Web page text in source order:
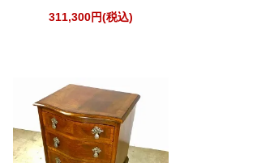
311,300円(税込)